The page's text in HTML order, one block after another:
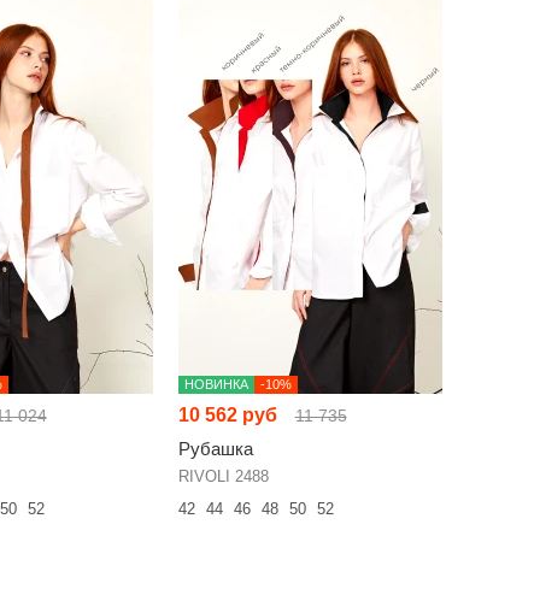
024
50 52
НОВИНКА -10%
10 562 руб 11 735
Рубашка
RIVOLI 2488
42
44 46 48 50 52